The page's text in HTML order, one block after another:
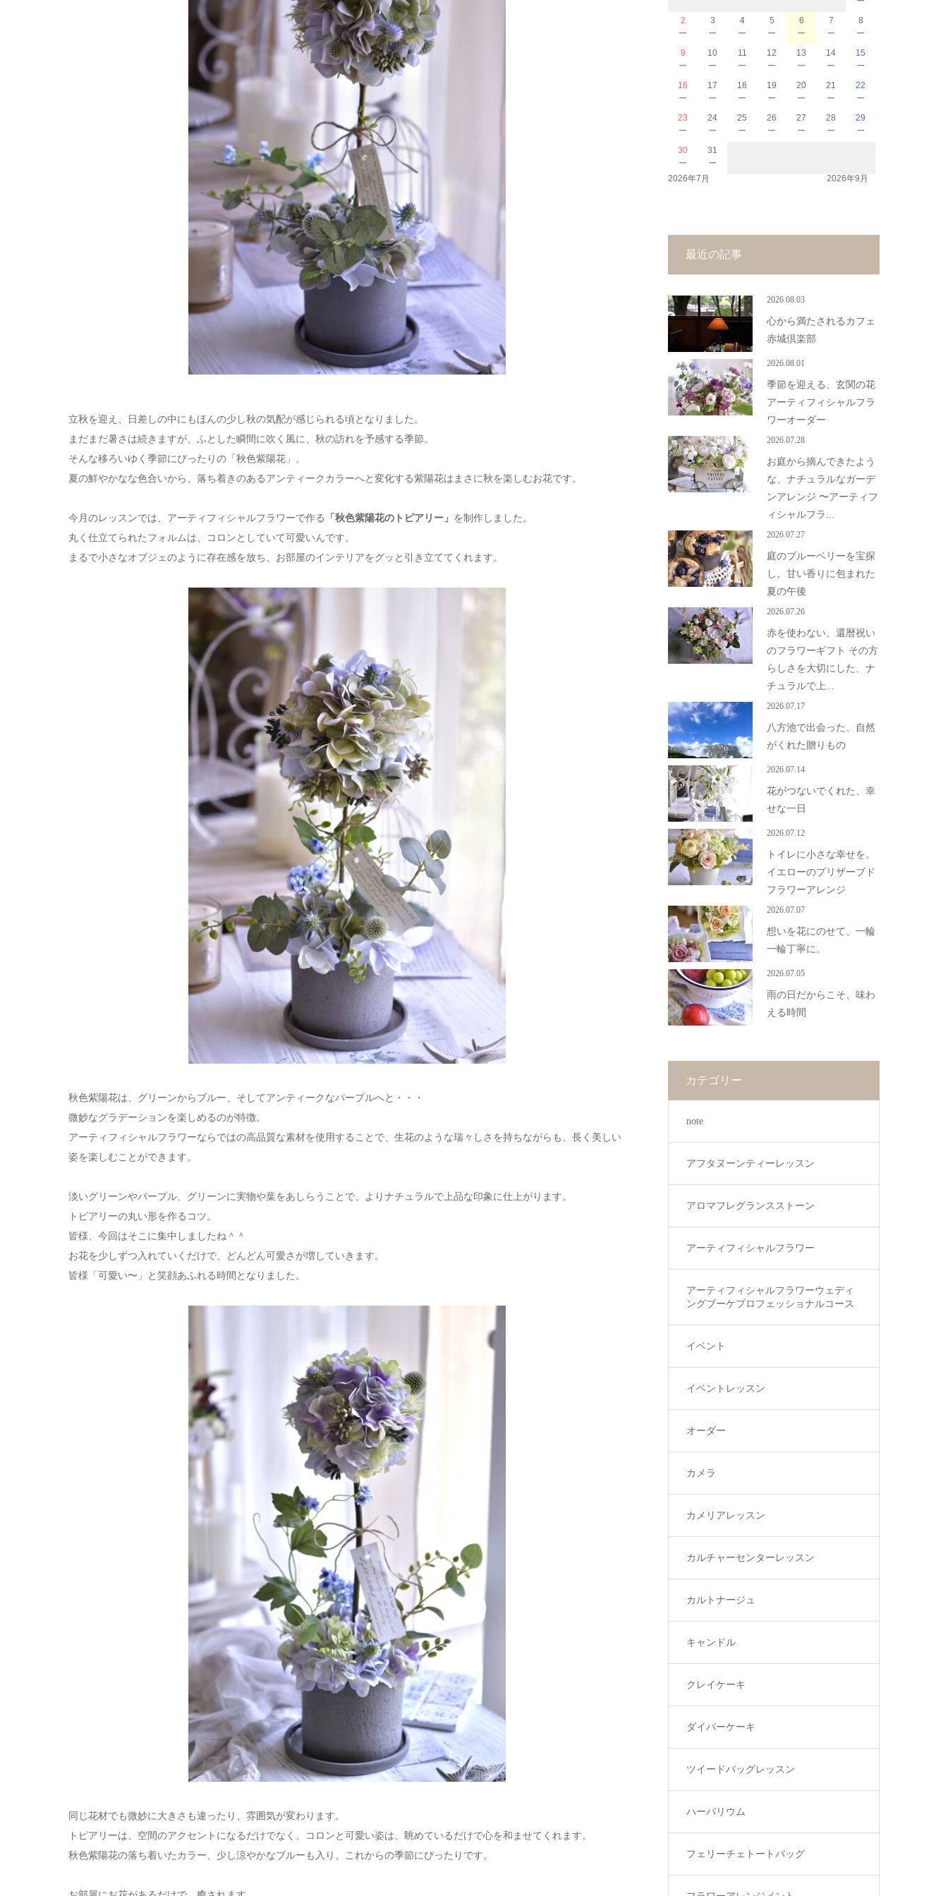
立秋を迎え、日差しの中にもほんの少し秋の気配が感じられる頃となりました。
まだまだ暑さは続きますが、ふとした瞬間に吹く風に、秋の訪れを予感する季節。
そんな移ろいゆく季節にぴったりの「秋色紫陽花」。
夏の鮮やかなな色合いから、落ち着きのあるアンティークカラーへと変化する紫陽花はまさに秋を楽しむお花です。
今月のレッスンでは、アーティフィシャルフラワーで作る 「秋色紫陽花のトピアリー」 を制作しました。
丸く仕立てられたフォルムは、コロンとしていて可愛いんです。
まるで小さなオブジェのように存在感を放ち、お部屋のインテリアをグッと引き立ててくれます。
秋色紫陽花は、グリーンからブルー、そしてアンティークなパープルへと・・・
微妙なグラデーションを楽しめるのが特徴。
アーティフィシャルフラワーならではの高品質な素材を使用することで、生花のような瑞々しさを持ちながらも、長く美しい
姿を楽しむことができます。
淡いグリーンやパープル、グリーンに実物や葉をあしらうことで、よりナチュラルで上品な印象に仕上がります。
トピアリーの丸い形を作るコツ。
皆様、今回はそこに集中しましたね＾＾
お花を少しずつ入れていくだけで、どんどん可愛さが増していきます。
皆様「可愛い〜」と笑顔あふれる時間となりました。
同じ花材でも微妙に大きさも違ったり、雰囲気が変わります。
トピアリーは、空間のアクセントになるだけでなく、コロンと可愛い姿は、眺めているだけで心を和ませてくれます。
秋色紫陽花の落ち着いたカラー、少し涼やかなブルーも入り、これからの季節にぴったりです。
2
－
3
－
4
－
5
－
6
－
7
－
8
－
9
－
10
－
11
－
12
－
13
－
14
－
15
－
16
－
17
－
18
－
19
－
20
－
21
－
22
－
23
－
24
－
25
－
26
－
27
－
28
－
29
－
30
－
31
－
2026年7月 2026年9月
最近の記事
2026.08.03
心から満たされるカフェ
赤城倶楽部
2026.08.01
季節を迎える、玄関の花
アーティフィシャルフラ
ワーオーダー
2026.07.28
お庭から摘んできたよう
な、ナチュラルなガーデ
ンアレンジ 〜アーティフ
ィシャルフラ...
2026.07.27
庭のブルーベリーを宝探
し。甘い香りに包まれた
夏の午後
2026.07.26
赤を使わない、還暦祝い
のフラワーギフト その方
らしさを大切にした、ナ
チュラルで上...
2026.07.17
八方池で出会った、自然
がくれた贈りもの
2026.07.14
花がつないでくれた、幸
せな一日
2026.07.12
トイレに小さな幸せを。
イエローのプリザーブド
フラワーアレンジ
2026.07.07
想いを花にのせて、一輪
一輪丁寧に。
2026.07.05
雨の日だからこそ、味わ
える時間
カテゴリー
note
アフタヌーンティーレッスン
アロマフレグランスストーン
アーティフィシャルフラワー
アーティフィシャルフラワーウェディ
ングブーケプロフェッショナルコース
イベント
イベントレッスン
オーダー
カメラ
カメリアレッスン
カルチャーセンターレッスン
カルトナージュ
キャンドル
クレイケーキ
ダイパーケーキ
ツイードバッグレッスン
ハーバリウム
フェリーチェトートバッグ